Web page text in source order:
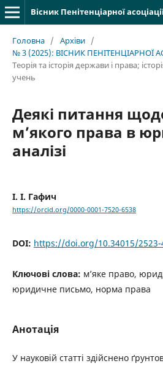
Вісник Пенітенціарної
Головна / Архіви /
№ 3 (2025): ВІСНИК ПЕНІТЕНЦІАРНОЇ
Теорія та історія держави і права;
учень
Деякі питання
м’якого права в
аналізі
І. І. Гафич
https://orcid.org/0000-0001-7520-6538
DOI: https://doi.org/10.34015/2523-
Ключові слова: м’яке право,
юридичне письмо, норма права
Анотація
У науковій статті здійснено